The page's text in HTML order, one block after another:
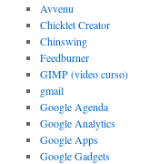
Avvenu
Chicklet Creator
Chinswing
Feedburner
GIMP (video curso)
gmail
Google Agenda
Google Analytics
Google Apps
Google Gadgets